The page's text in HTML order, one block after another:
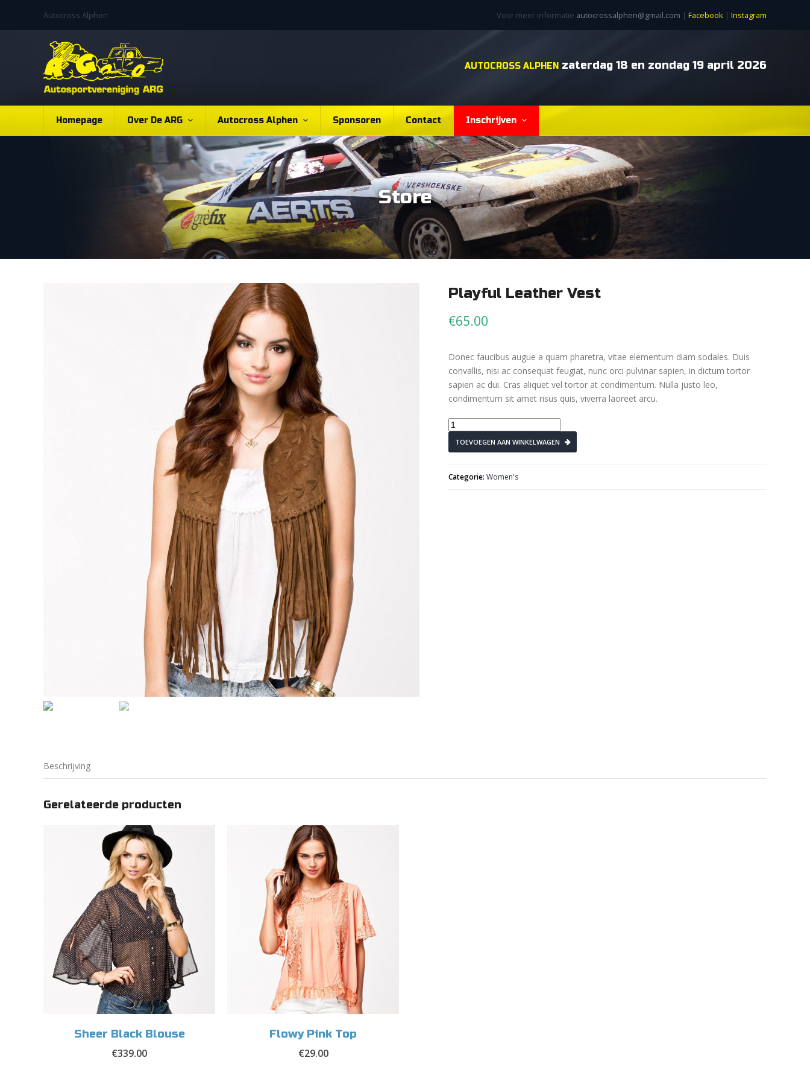
Voor meer informatie autocrossalphen@gmail.com | Facebook | Instagram
Autocross Alphen
AUTOCROSS ALPHEN zaterdag 18 en zondag 19 april 2026
Homepage Over De ARG Autocross Alphen Sponsoren Contact Inschrijven
Store
Playful Leather Vest
€65.00
Donec faucibus augue a quam pharetra, vitae elementum diam sodales. Duis
convallis, nisi ac consequat feugiat, nunc orci pulvinar sapien, in dictum tortor
sapien ac dui. Cras aliquet vel tortor at condimentum. Nulla justo leo,
condimentum sit amet risus quis, viverra laoreet arcu.
Playful
Leather
Vest
TOEVOEGEN AAN WINKELWAGEN
Categorie: Women's
Beschrijving
Gerelateerde producten
Sheer Black Blouse
€339.00
Flowy Pink Top
€29.00